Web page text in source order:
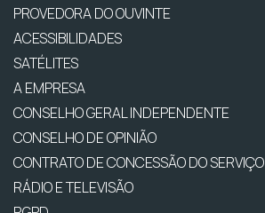
PROVEDORA DO OUVINTE
ACESSIBILIDADES
SATÉLITES
A EMPRESA
CONSELHO GERAL INDEPENDENTE
CONSELHO DE OPINIÃO
CONTRATO DE CONCESSÃO DO
RÁDIO E TELEVISÃO